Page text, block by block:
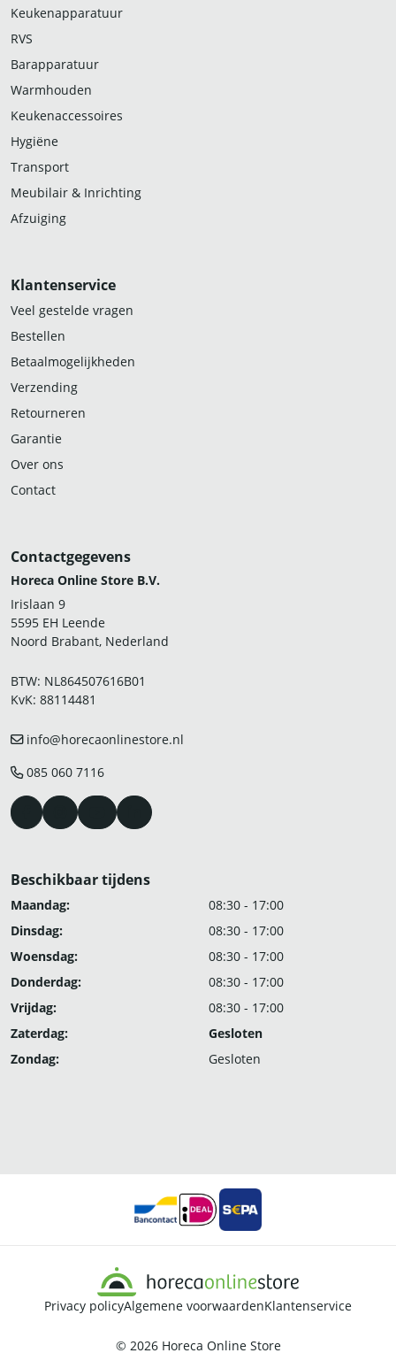
Keukenapparatuur
RVS
Barapparatuur
Warmhouden
Keukenaccessoires
Hygiëne
Transport
Meubilair & Inrichting
Afzuiging
Klantenservice
Veel gestelde vragen
Bestellen
Betaalmogelijkheden
Verzending
Retourneren
Garantie
Over ons
Contact
Contactgegevens
Horeca Online Store B.V.
Irislaan 9
5595 EH Leende
Noord Brabant, Nederland
BTW: NL864507616B01
KvK: 88114481
info@horecaonlinestore.nl
085 060 7116
Beschikbaar tijdens
Maandag:
08:30 - 17:00
Dinsdag:
08:30 - 17:00
Woensdag:
08:30 - 17:00
Donderdag:
08:30 - 17:00
Vrijdag:
08:30 - 17:00
Zaterdag:
Gesloten
Zondag:
Gesloten
Privacy policyAlgemene voorwaardenKlantenservice
© 2026 Horeca Online Store